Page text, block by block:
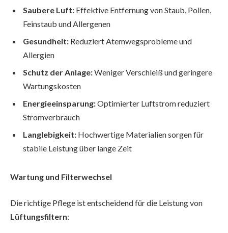
Saubere Luft: Effektive Entfernung von Staub, Pollen,
Feinstaub und Allergenen
Gesundheit: Reduziert Atemwegsprobleme und
Allergien
Schutz der Anlage:Weniger Verschleiß und geringere
Wartungskosten
Energieeinsparung:Optimierter Luftstrom reduziert
Stromverbrauch
Langlebigkeit: Hochwertige Materialien sorgen für
stabile Leistung über lange Zeit
Wartung und Filterwechsel
Die richtige Pflege ist entscheidend für die Leistung von
Lüftungsfiltern: